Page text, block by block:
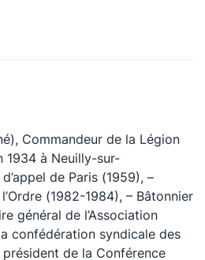
Commandeur de la Légion
1934 à Neuilly-sur-
de Paris (1959), –
(1982-1984), – Bâtonnier
général de l’Association
confédération syndicale des
de la Conférence